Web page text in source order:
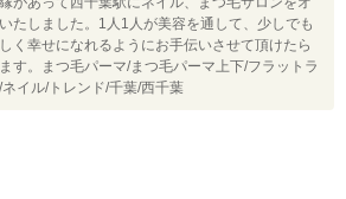
たしました。1人1人が美容を通して、少しでも
く幸せになれるようにお手伝いさせて頂けたら
す。まつ毛パーマ/まつ毛パーマ上下/フラットラ
ネイル/トレンド/千葉/西千葉